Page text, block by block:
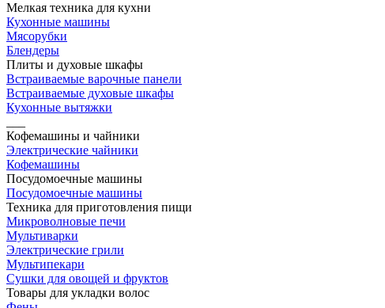
Мелкая техника для кухни
Кухонные машины
Мясорубки
Блендеры
Плиты и духовые шкафы
Встраиваемые варочные панели
Встраиваемые духовые шкафы
Кухонные вытяжки
Кофемашины и чайники
Электрические чайники
Кофемашины
Посудомоечные машины
Посудомоечные машины
Техника для приготовления пищи
Микроволновые печи
Мультиварки
Электрические грили
Мультипекари
Сушки для овощей и фруктов
Товары для укладки волос